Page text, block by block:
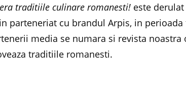
traditiile culinare romanesti! este
parteneriat cu brandul Arpis, in
media se numara si revista noastra
traditiile romanesti.